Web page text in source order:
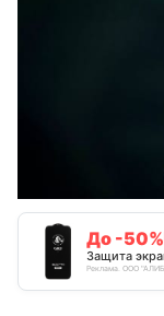
До -50%
Защита
Реклама. ООО